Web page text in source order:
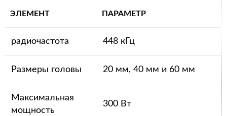
ЭЛЕМЕНТ ПАРАМЕТР
радиочастота 448 кГц
Размеры головы 20 мм, 40 мм и 60 мм
Максимальная
мощность
300 Вт